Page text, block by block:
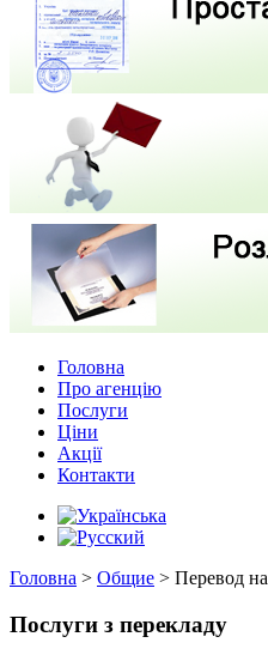
Головна
Про агенцію
Послуги
Ціни
Акції
Контакти
Головна > Общие > Перевод
Послуги з перекладу